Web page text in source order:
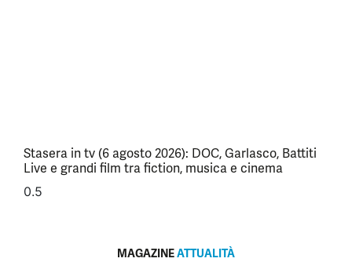
Stasera in tv (6 agosto 2026): DOC, Garlasco, Battiti
Live e grandi film tra fiction, musica e cinema
MAGAZINEATTUALITÀ